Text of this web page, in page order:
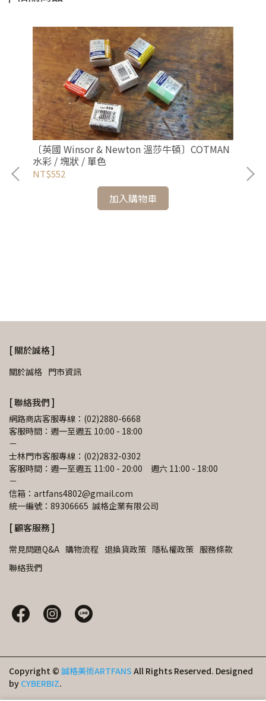
〔英國 Winsor & Newton 溫莎牛頓〕COTMAN
水彩 / 塊狀 / 單色
NT$552
加入購物車
〔
色
[ 關於誠格 ]
關於誠格 門市資訊
[ 聯絡我們 ]
網路商店客服專線：(02)2880-6668
客服時間：週一至週五 10:00 - 18:00
－
士林門市客服專線：(02)2832-0302
客服時間：週一至週五 11:00 - 20:00　週六 11:00 - 18:00
－
信箱：artfans4802@gmail.com
統一編號：89306665  誠格企業有限公司
[ 顧客服務 ]
常見問題Q&A 購物流程 退換貨政策 隱私權政策 服務條款
聯絡我們
Copyright © 誠格美術ARTFANS All Rights Reserved. Designed
by CYBERBIZ.